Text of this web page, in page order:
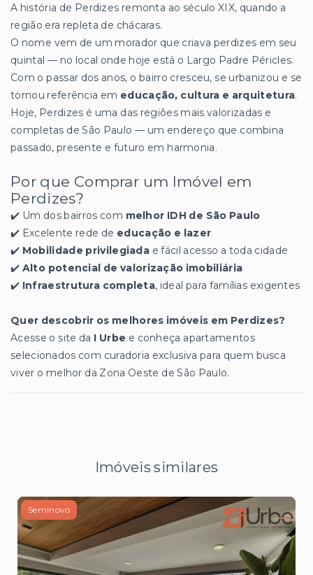
A história de Perdizes remonta ao século XIX, quando a
região era repleta de chácaras.
O nome vem de um morador que criava perdizes em seu
quintal — no local onde hoje está o Largo Padre Péricles.
Com o passar dos anos, o bairro cresceu, se urbanizou e se
tornou referência em educação, cultura e arquitetura.
Hoje, Perdizes é uma das regiões mais valorizadas e
completas de São Paulo — um endereço que combina
passado, presente e futuro em harmonia.
Por que Comprar um Imóvel em
Perdizes?
✔️ Um dos bairros com melhor IDH de São Paulo
✔️ Excelente rede de educação e lazer
✔️ Mobilidade privilegiada e fácil acesso a toda cidade
✔️ Alto potencial de valorização imobiliária
✔️ Infraestrutura completa, ideal para famílias exigentes
Quer descobrir os melhores imóveis em Perdizes?
Acesse o site da I Urbe e conheça apartamentos
selecionados com curadoria exclusiva para quem busca
viver o melhor da Zona Oeste de São Paulo.
Imóveis similares
Seminovo